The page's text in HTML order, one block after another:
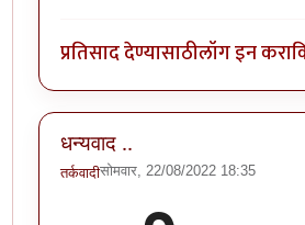
प्रतिसाद देण्यासाठीलॉग इन करा
धन्यवाद ..
तर्कवादीसोमवार, 22/08/2022 18:35